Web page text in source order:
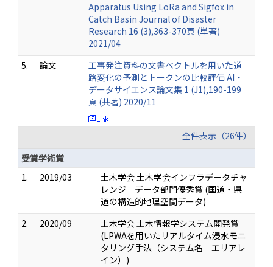
Apparatus Using LoRa and Sigfox in
Catch Basin Journal of Disaster
Research 16 (3),363-370頁 (単著)
2021/04
5.
論文
工事発注資料の文書ベクトルを用いた道
路変化の予測とトークンの比較評価 AI・
データサイエンス論文集 1 (J1),190-199
頁 (共著) 2020/11
全件表示（26件）
受賞学術賞
1.
2019/03
土木学会 土木学会インフラデータチャ
レンジ データ部門優秀賞 (国道・県
道の構造的地理空間データ)
2.
2020/09
土木学会 土木情報学システム開発賞
(LPWAを用いたリアルタイム浸水モニ
タリング手法（システム名 エリアレ
イン）)